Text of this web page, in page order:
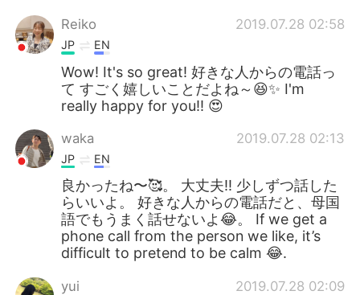
Reiko 2019.07.28 02:58
JP EN
Wow! It's so great! 好きな人からの電話っ
て すごく嬉しいことだよね～😆✨ I'm
really happy for you!! 😍
waka 2019.07.28 02:13
JP EN
良かったね〜🥰。 大丈夫‼️ 少しずつ話した
らいいよ。 好きな人からの電話だと、母国
語でもうまく話せないよ😂。 If we get a
phone call from the person we like, it’s
difficult to pretend to be calm 😂.
yui 2019.07.28 02:09